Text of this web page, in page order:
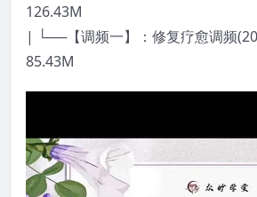
126.43M
| └──【调频一】：修复疗愈调频
85.43M